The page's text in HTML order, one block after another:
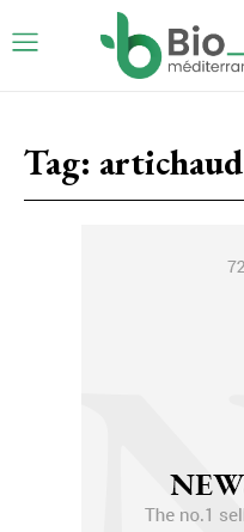
Tag: artichaud